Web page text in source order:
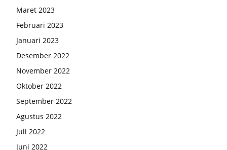
Maret 2023
Februari 2023
Januari 2023
Desember 2022
November 2022
Oktober 2022
September 2022
Agustus 2022
Juli 2022
Juni 2022